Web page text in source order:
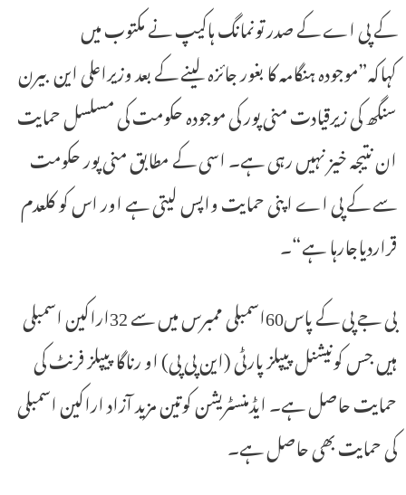
کے پی اے کے صدر تونمانگ ہاکیپ نے مکتوب میں
کہاکہ”موجودہ ہنگامہ کا بغور جائزہ لینے کے بعد وزیراعلی این بیرن
سنگھ کی زیرقیادت منی پور کی موجودہ حکومت کی مسلسل حمایت
ان نتیجہ خیز نہیں رہی ہے۔ اسی کے مطابق منی پور حکومت
سے کے پی اے اپنی حمایت واپس لیتی ہے اور اس کو کلعدم
قراردیاجارہا ہے“۔
بی جے پی کے پاس60اسمبلی ممبرس میں سے 32اراکین اسمبلی
ہیں جس کونیشنل پیپلز پارٹی (این پی پی) او رناگا پیپلز فرنٹ کی
حمایت حاصل ہے۔ ایڈمنسٹریشن کوتین مزید آزاد اراکین اسمبلی
کی حمایت بھی حاصل ہے۔